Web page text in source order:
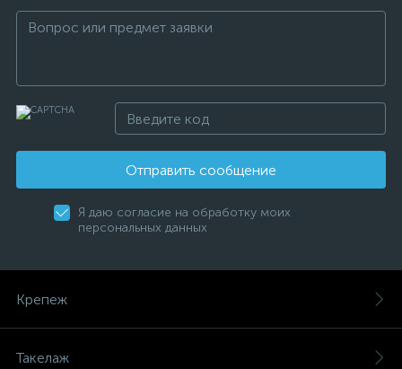
Отправить сообщение
Я даю согласие на обработку моих
персональных данных
Крепеж
Такелаж